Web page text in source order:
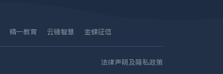
精一教育 云镝智慧 金蝶征信
法律声明及隐私政策